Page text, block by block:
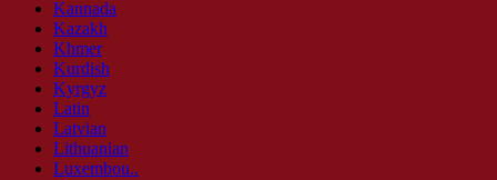
Kannada
Kazakh
Khmer
Kurdish
Kyrgyz
Latin
Latvian
Lithuanian
Luxembou..